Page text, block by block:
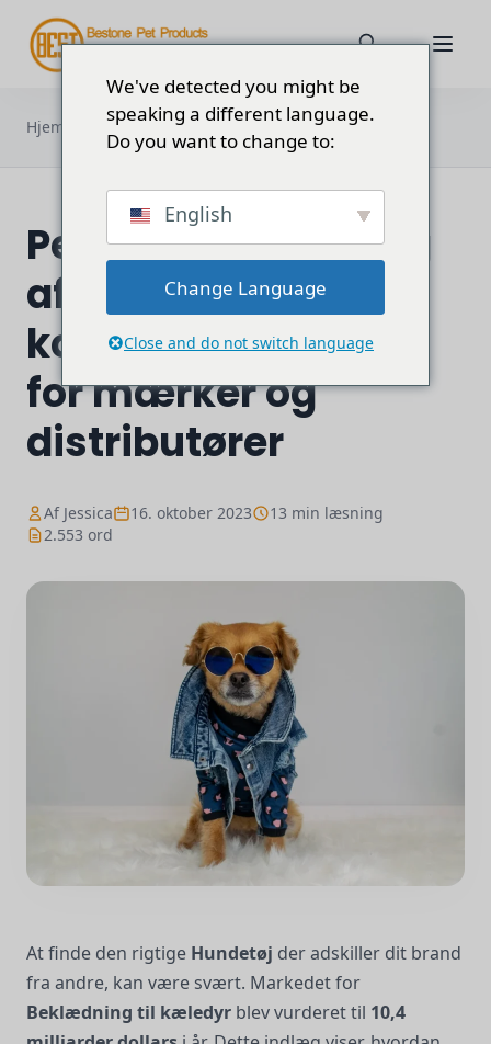
Hjem Blog
Personlig tilpasning af hundetøj: En
konkurrencefordel...
Personlig tilpasning
af hundetøj: En
konkurrencefordel
for mærker og
distributører
Af Jessica 16. oktober 2023
13 min læsning
2.553 ord
At finde den rigtige Hundetøj der adskiller dit brand
fra andre, kan være svært. Markedet for
Beklædning til kæledyr blev vurderet til 10,4
We've detected you might be
speaking a different language.
Do you want to change to:
English
Change Language
Close and do not switch language